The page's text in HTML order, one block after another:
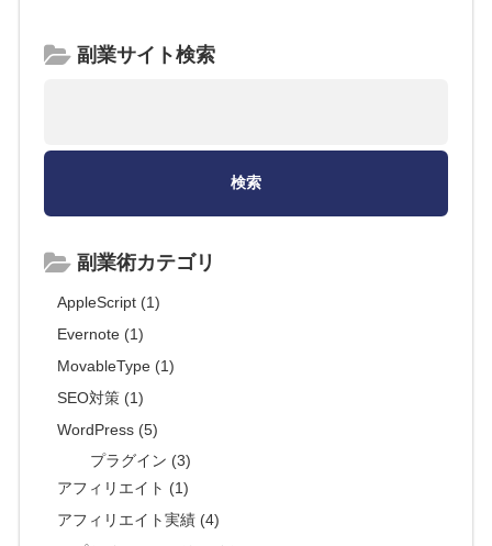
副業サイト検索
副業術カテゴリ
AppleScript (1)
Evernote (1)
MovableType (1)
SEO対策 (1)
WordPress (5)
プラグイン (3)
アフィリエイト (1)
アフィリエイト実績 (4)